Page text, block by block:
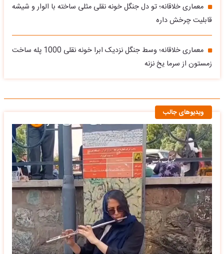
معماری خلاقانه؛ تو دل جنگل خونه نقلی مثلی ساخته با الوار و شیشه
قابلیت چرخش داره
معماری خلاقانه؛ وسط جنگل نزدیک ابرا خونه نقلی 1000 پله ساخت
زمستون از سرما یخ نزنه
ویدیوهای جالب